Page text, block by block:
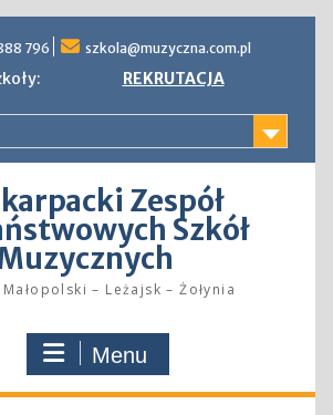
796 szkola@muzyczna.com.pl
REKRUTACJA
Zespół
Szkół
Małopolski – Leżajsk – Żołynia
Menu